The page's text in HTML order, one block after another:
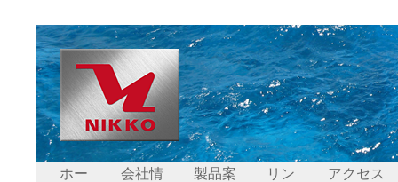
ホー
会社情
製品案
リン
アクセス